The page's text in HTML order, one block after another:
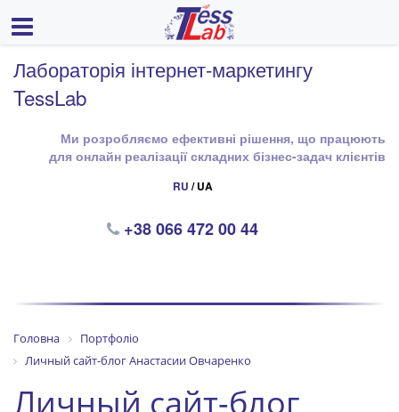
Лабораторія інтернет-маркетингу
TessLab
Ми розробляємо ефективні рішення, що працюють
для онлайн реалізації складних бізнес-задач клієнтів
RU / UA
+38 066 472 00 44
Головна
Портфоліо
Личный сайт-блог Анастасии Овчаренко
Личный сайт-блог